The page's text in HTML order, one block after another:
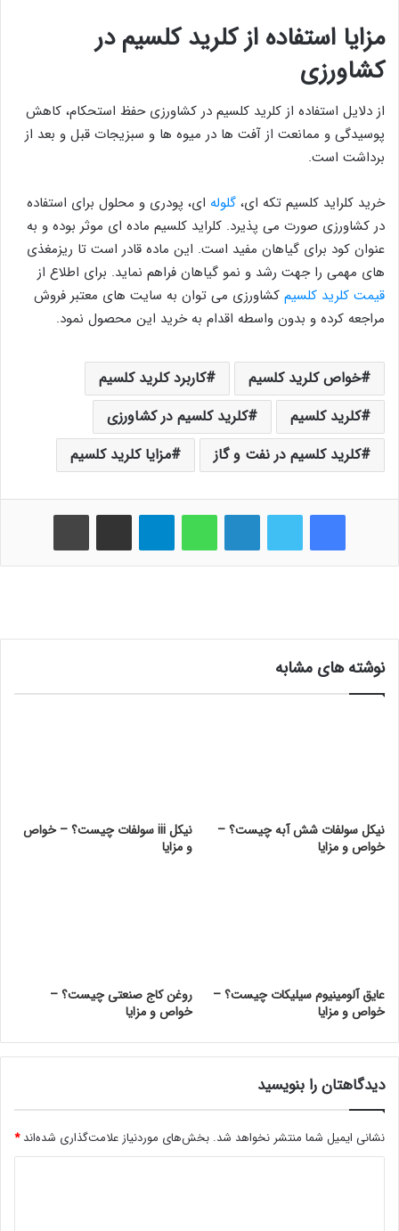
مزایا استفاده از کلرید کلسیم در
کشاورزی
از دلایل استفاده از کلرید کلسیم در کشاورزی حفظ استحکام، کاهش
پوسیدگی و ممانعت از آفت ها در میوه ها و سبزیجات قبل و بعد از
برداشت است.
خرید کلراید کلسیم تکه ای، گلوله ‌ای، پودری و محلول برای استفاده
در کشاورزی صورت می پذیرد. کلراید کلسیم ماده ای موثر بوده و به
عنوان کود برای گیاهان مفید است. این ماده قادر است تا ریزمغذی
های مهمی را جهت رشد و نمو گیاهان فراهم نماید. برای اطلاع از
قیمت کلرید کلسیم کشاورزی می توان به سایت های معتبر فروش
مراجعه کرده و بدون واسطه اقدام به خرید این محصول نمود.
خواص کلرید کلسیم
کاربرد کلرید کلسیم
کلرید کلسیم
کلرید کلسیم در کشاورزی
کلرید کلسیم در نفت و گاز
مزایا کلرید کلسیم
فیس بوک لینکدین واتس آپ اشتراک گذاری از طریق ایمیل
نوشته های مشابه
نیکل سولفات شش آبه چیست؟ –
خواص و مزایا
نیکل iii سولفات چیست؟ – خواص
و مزایا
عایق آلومینیوم سیلیکات چیست؟ –
خواص و مزایا
روغن کاج صنعتی چیست؟ –
خواص و مزایا
دیدگاهتان را بنویسید
نشانی ایمیل شما منتشر نخواهد شد. بخش‌های موردنیاز علامت‌گذاری شده‌اند*